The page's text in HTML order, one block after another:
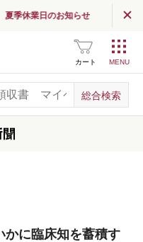
夏季休業日のお知らせ
カート
かに臨床知を蓄積す